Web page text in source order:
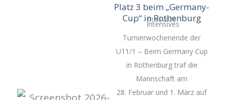
Platz 3 beim „Germany-
Cup“ in Rothenburg
01.03.2026
Intensives
Turnierwochenende der
U11/1 – Beim Germany Cup
in Rothenburg traf die
Mannschaft am
28. Februar und 1. März auf